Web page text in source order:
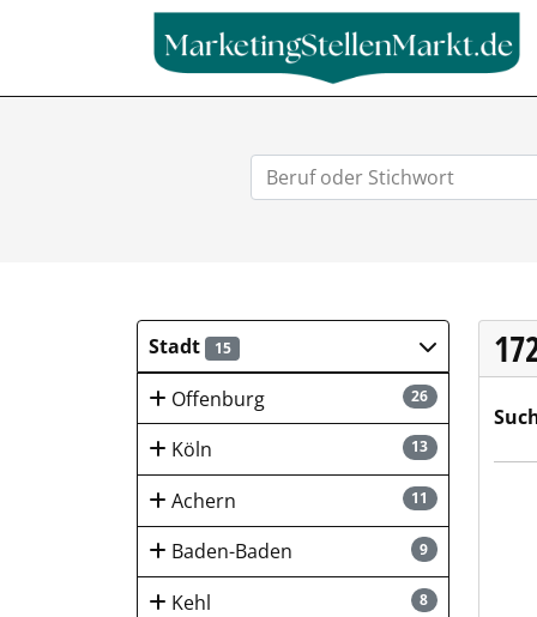
Stadt 15
26
Offenburg
13
Köln
11
Achern
9
Baden-Baden
8
Kehl